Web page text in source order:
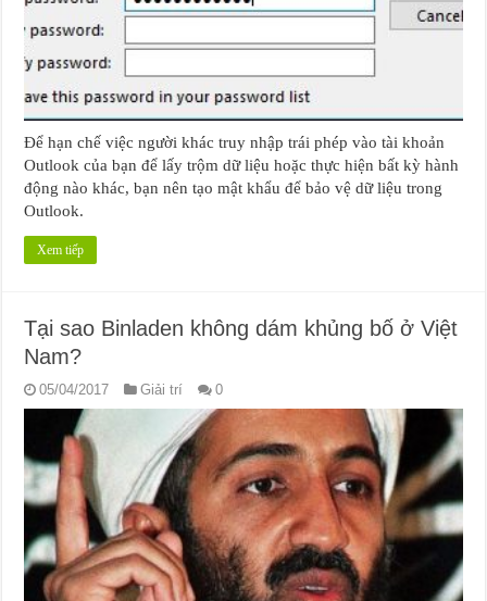
Để hạn chế việc người khác truy nhập trái phép vào tài khoản
Outlook của bạn để lấy trộm dữ liệu hoặc thực hiện bất kỳ hành
động nào khác, bạn nên tạo mật khẩu để bảo vệ dữ liệu trong
Outlook.
Xem tiếp
Tại sao Binladen không dám khủng bố ở Việt
Nam?
05/04/2017 Giải trí 0